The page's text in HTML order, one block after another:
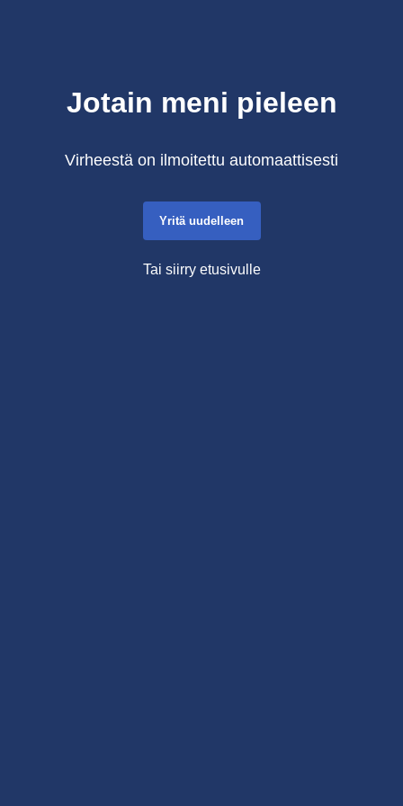
Jotain meni pieleen
Virheestä on ilmoitettu automaattisesti
Yritä uudelleen
Tai siirry etusivulle